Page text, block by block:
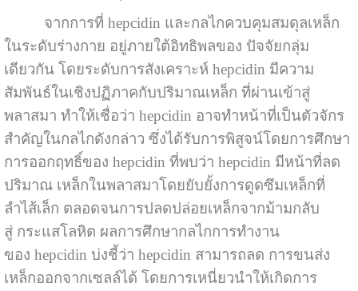
จากการที่ hepcidin และกลไกควบคุมสมดุลเหล็ก
ในระดับร่างกาย อยู่ภายใต้อิทธิพลของ ปัจจัยกลุ่ม
เดียวกัน โดยระดับการสังเคราะห์ hepcidin มีความ
สัมพันธ์ในเชิงปฏิภาคกับปริมาณเหล็ก ที่ผ่านเข้าสู่
พลาสมา ทำให้เชื่อว่า hepcidin อาจทำหน้าที่เป็นตัวจักร
สำคัญในกลไกดังกล่าว ซึ่งได้รับการพิสูจน์โดยการศึกษา
การออกฤทธิ์ของ hepcidin ที่พบว่า hepcidin มีหน้าที่ลด
ปริมาณ เหล็กในพลาสมาโดยยับยั้งการดูดซึมเหล็กที่
ลำไส้เล็ก ตลอดจนการปลดปล่อยเหล็กจากม้ามกลับ
สู่ กระแสโลหิต ผลการศึกษากลไกการทำงาน
ของ hepcidin บ่งชี้ว่า hepcidin สามารถลด การขนส่ง
เหล็กออกจากเซลล์ได้ โดยการเหนี่ยวนำให้เกิดการ